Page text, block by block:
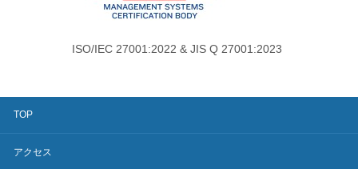
ISO/IEC 27001:2022 & JIS Q 27001:2023
TOP
アクセス